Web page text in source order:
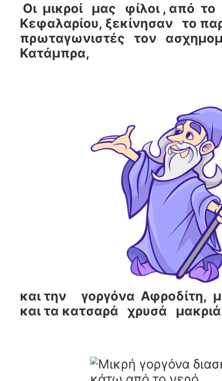
Οι μικροί μας φίλοι , από
Κεφαλαρίου, ξεκίνησαν το
πρωταγωνιστές τον
Κατάμπρα,
και την γοργόνα Αφροδίτη,
και τα κατσαρά χρυσά